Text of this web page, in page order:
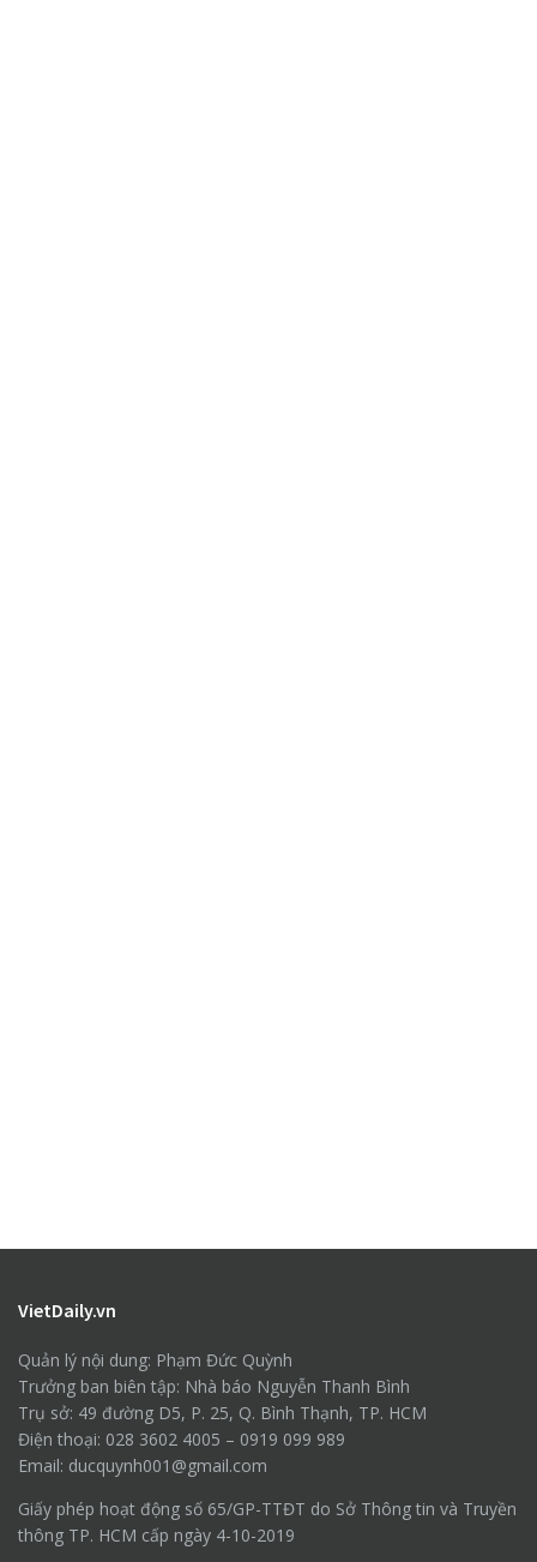
VietDaily.vn
Quản lý nội dung: Phạm Đức Quỳnh
Trưởng ban biên tập: Nhà báo Nguyễn Thanh Bình
Trụ sở: 49 đường D5, P. 25, Q. Bình Thạnh, TP. HCM
Điện thoại: 028 3602 4005 – 0919 099 989
Email: ducquynh001@gmail.com
Giấy phép hoạt động số 65/GP-TTĐT do Sở Thông tin và Truyền
thông TP. HCM cấp ngày 4-10-2019